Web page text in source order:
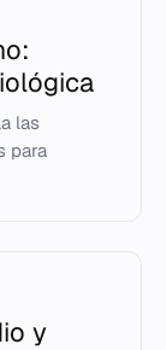
las
para
y